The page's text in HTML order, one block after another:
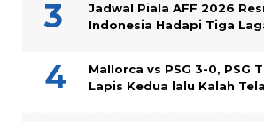
Jadwal Piala AFF 2026
Indonesia Hadapi Tiga
Mallorca vs PSG 3-0, PSG
Lapis Kedua lalu Kalah